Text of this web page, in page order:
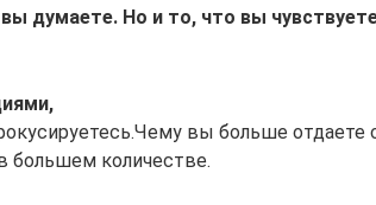
думаете. Но и то, что вы
вы больше отдаете
большем количестве.